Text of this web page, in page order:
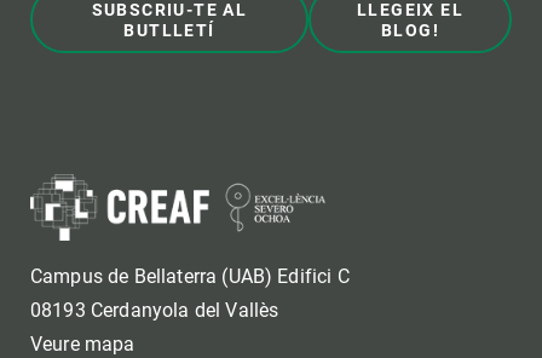
SUBSCRIU-TE AL
BUTLLETÍ
LLEGEIX EL
BLOG!
Campus de Bellaterra (UAB) Edifici C
08193 Cerdanyola del Vallès
Veure mapa